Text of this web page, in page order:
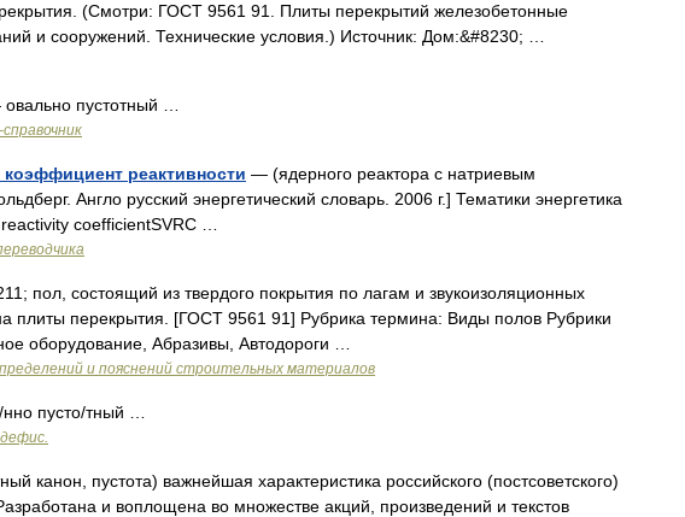
(Смотри: ГОСТ 9561 91. Плиты перекрытий железобетонные
и сооружений. Технические условия.) Источник: Дом:&#8230; …
пустотный …
реактивности — (ядерного реактора с натриевым
Англо русский энергетический словарь. 2006 г.] Тематики энергетика
coefficientSVRC …
пол, состоящий из твердого покрытия по лагам и звукоизоляционных
плиты перекрытия. [ГОСТ 9561 91] Рубрика термина: Виды полов Рубрики
оборудование, Абразивы, Автодороги …
и пояснений строительных материалов
пусто/тный …
канон, пустота) важнейшая характеристика российского (постсоветского)
и воплощена во множестве акций, произведений и текстов